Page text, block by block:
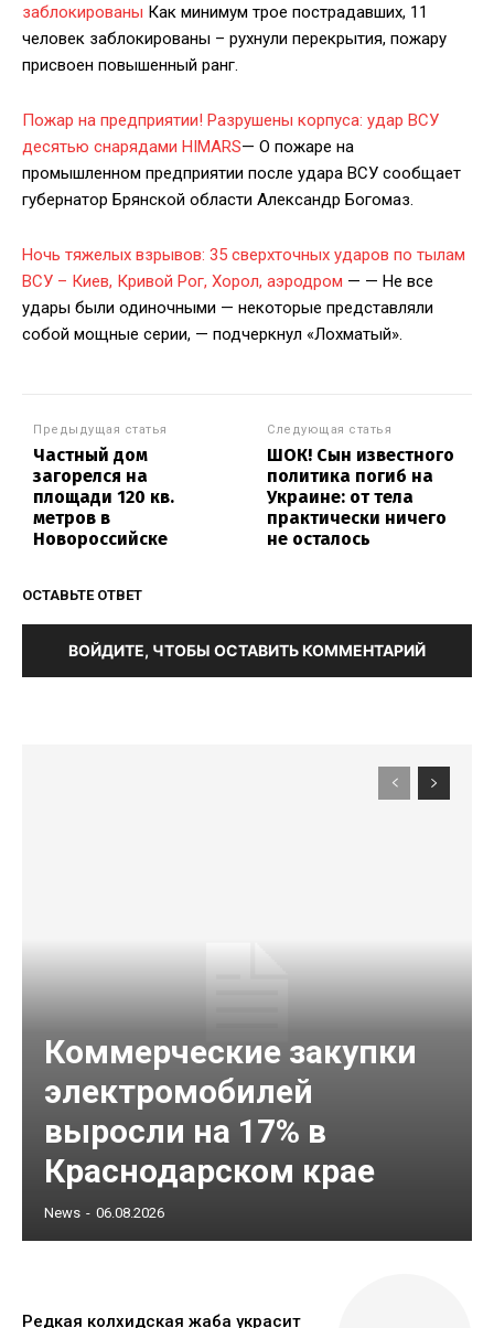
заблокированы Как минимум трое пострадавших, 11
человек заблокированы – рухнули перекрытия, пожару
присвоен повышенный ранг.
Пожар на предприятии! Разрушены корпуса: удар ВСУ
десятью снарядами HIMARS— О пожаре на
промышленном предприятии после удара ВСУ сообщает
губернатор Брянской области Александр Богомаз.
Ночь тяжелых взрывов: 35 сверхточных ударов по тылам
ВСУ – Киев, Кривой Рог, Хорол, аэродром — — Не все
удары были одиночными — некоторые представляли
собой мощные серии, — подчеркнул «Лохматый».
Предыдущая статья
Частный дом
загорелся на
площади 120 кв.
метров в
Новороссийске
Следующая статья
ШОК! Сын известного
политика погиб на
Украине: от тела
практически ничего
не осталось
ОСТАВЬТЕ ОТВЕТ
ВОЙДИТЕ, ЧТОБЫ ОСТАВИТЬ КОММЕНТАРИЙ
Коммерческие закупки
электромобилей
выросли на 17% в
Краснодарском крае
News - 06.08.2026
Редкая колхидская жаба украсит